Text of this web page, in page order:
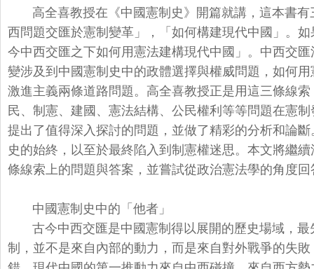
高全喜教授在《中國憲制史》開篇就講，這本書
西問題交匯於憲制變革」，「 如何構建現代中國」。
今中西交匯之下如何用憲法建構現代中國」。 中西交
變涉及到中國憲制史中的政體選擇與權威問題， 如何用
激進主義兩條道路問題。高全喜教授正是用這三條線索
民、制憲、建國、 憲法結構、公民權利等等問題在憲
提出了值得深入探討的問題， 並做了精彩的分析和論
史的始終， 以至於最終陷入到制憲權迷思。本文將繼
條線索上的問題與答案， 並嘗試從政治憲法學的角度
中國憲制史中的「他者」
古今中西交匯是中國憲制得以展開的歷史場域，最
制， 並不是來自內部的動力，而是來自對外戰爭的失敗